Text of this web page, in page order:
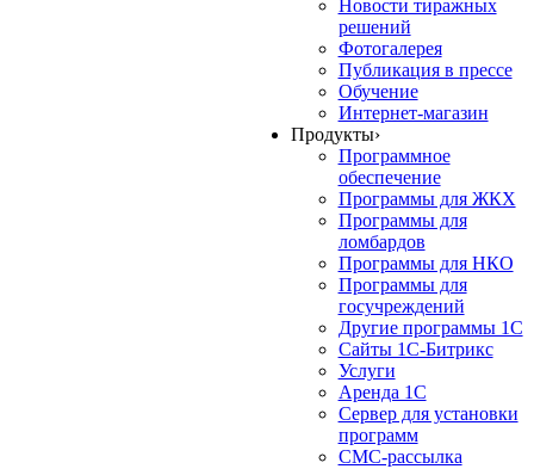
Новости тиражных
решений
Фотогалерея
Публикация в прессе
Обучение
Интернет-магазин
Продукты›
Программное
обеспечение
Программы для ЖКХ
Программы для
ломбардов
Программы для НКО
Программы для
госучреждений
Другие программы 1С
Сайты 1С-Битрикс
Услуги
Аренда 1С
Сервер для установки
программ
СМС-рассылка